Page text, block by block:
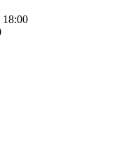
18:00